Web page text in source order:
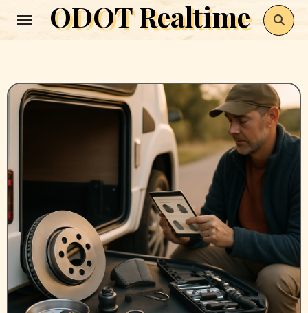
Inhalt
ODOT Realtime